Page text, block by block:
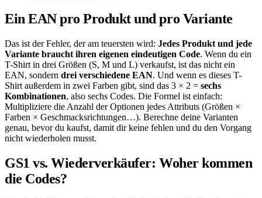
Ein EAN pro Produkt und pro Variante
Das ist der Fehler, der am teuersten wird: Jedes Produkt und jede
Variante braucht ihren eigenen eindeutigen Code. Wenn du ein
T-Shirt in drei Größen (S, M und L) verkaufst, ist das nicht ein
EAN, sondern drei verschiedene EAN. Und wenn es dieses T-
Shirt außerdem in zwei Farben gibt, sind das 3 × 2 = sechs
Kombinationen, also sechs Codes. Die Formel ist einfach:
Multipliziere die Anzahl der Optionen jedes Attributs (Größen ×
Farben × Geschmacksrichtungen…). Berechne deine Varianten
genau, bevor du kaufst, damit dir keine fehlen und du den Vorgang
nicht wiederholen musst.
GS1 vs. Wiederverkäufer: Woher kommen
die Codes?